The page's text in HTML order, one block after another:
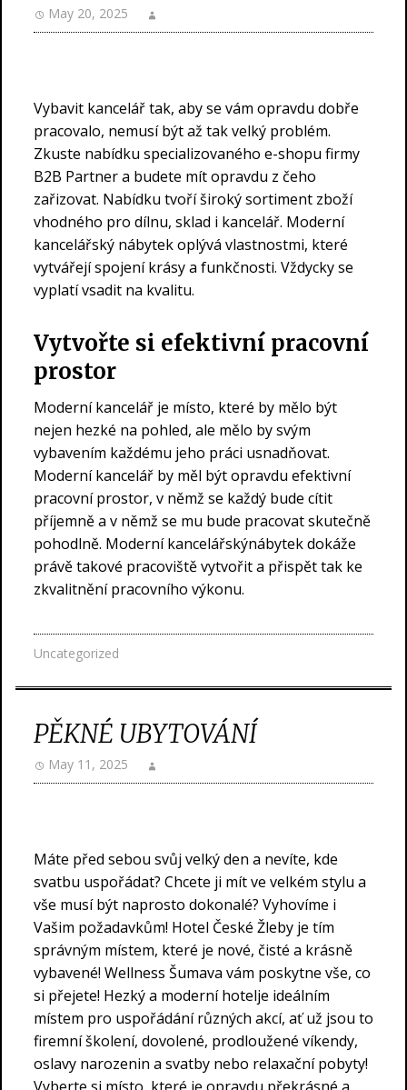
May 20, 2025
Vybavit kancelář tak, aby se vám opravdu dobře
pracovalo, nemusí být až tak velký problém.
Zkuste nabídku specializovaného e-shopu firmy
B2B Partner a budete mít opravdu z čeho
zařizovat. Nabídku tvoří široký sortiment zboží
vhodného pro dílnu, sklad i kancelář. Moderní
kancelářský nábytek oplývá vlastnostmi, které
vytvářejí spojení krásy a funkčnosti. Vždycky se
vyplatí vsadit na kvalitu.
Vytvořte si efektivní pracovní
prostor
Moderní kancelář je místo, které by mělo být
nejen hezké na pohled, ale mělo by svým
vybavením každému jeho práci usnadňovat.
Moderní kancelář by měl být opravdu efektivní
pracovní prostor, v němž se každý bude cítit
příjemně a v němž se mu bude pracovat skutečně
pohodlně. Moderníkancelářskýnábytekdokáže
právě takové pracoviště vytvořit a přispět tak ke
zkvalitnění pracovního výkonu.
Uncategorized
PĚKNÉ UBYTOVÁNÍ
May 11, 2025
Máte před sebou svůj velký den a nevíte, kde
svatbu uspořádat? Chcete ji mít ve velkém stylu a
vše musí být naprosto dokonalé? Vyhovíme i
Vašim požadavkům! Hotel České Žleby je tím
správným místem, které je nové, čisté a krásně
vybavené! Wellness Šumava vám poskytne vše, co
si přejete! Hezký a moderní hotelje ideálním
místem pro uspořádání různých akcí, ať už jsou to
firemní školení, dovolené, prodloužené víkendy,
oslavy narozenin a svatby nebo relaxační pobyty!